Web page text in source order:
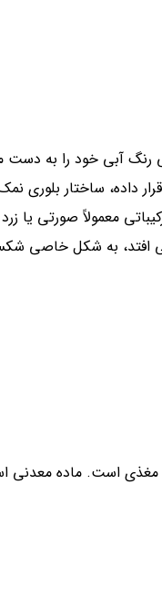
رنگ آبی خود را به
داده، ساختار بلوری
معمولاً صورتی یا
افتد، به شکل خاصی
مغذی است. ماده معدنی